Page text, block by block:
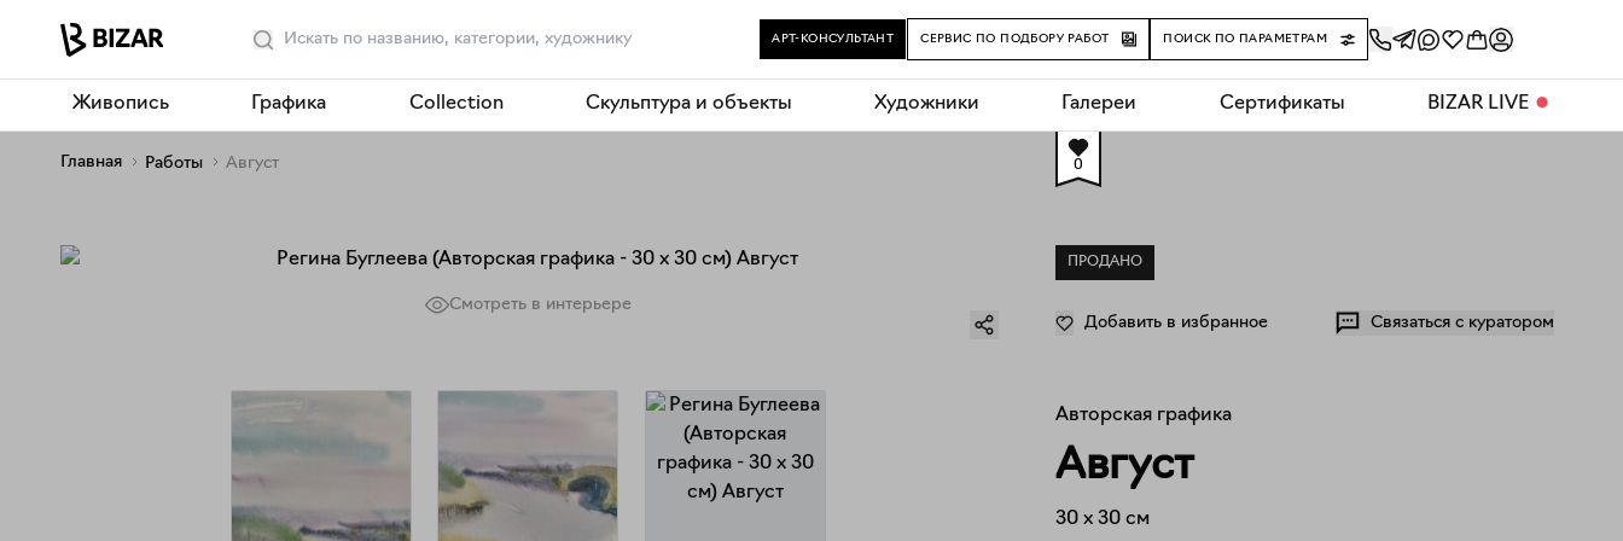
АРТ-КОНСУЛЬТАНТ СЕРВИС ПО ПОДБОРУ РАБОТ ПОИСК ПО ПАРАМЕТРАМ
Живопись Графика Collection Скульптура и объекты Художники Галереи Сертификаты BIZAR LIVE ⬤
Главная Работы Август
Смотреть в интерьере
ПРОДАНО
0
Добавить в избранное Связаться с куратором
Авторская графика
Август
30 x 30 см